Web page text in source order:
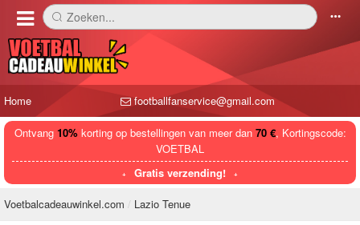
󰅼 Zoeken... 󰄒
Home footballfanservice@gmail.com
Ontvang 10%korting op bestellingen van meer dan 70 €, Kortingscode:
VOETBAL
Gratis verzending!
Voetbalcadeauwinkel.com Lazio Tenue